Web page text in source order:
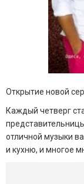
Открытие новой
Каждый четверг
отличной музыки
и кухню, и многое